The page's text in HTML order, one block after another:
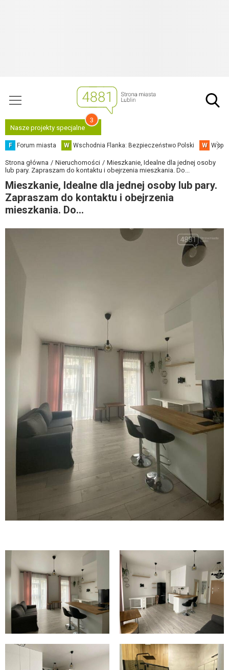
Nasze projekty specjalne
3
F Forum miasta W Wschodnia Flanka: Bezpieczeństwo Polski W
Strona główna Nieruchomości
Mieszkanie, Idealne dla jednej osoby
lub pary. Zapraszam do kontaktu i obejrzenia mieszkania. Do...
Mieszkanie, Idealne dla jednej osoby lub pary.
Zapraszam do kontaktu i obejrzenia
mieszkania. Do...